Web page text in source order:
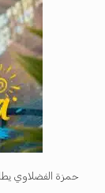
حمزة الفضلاوي